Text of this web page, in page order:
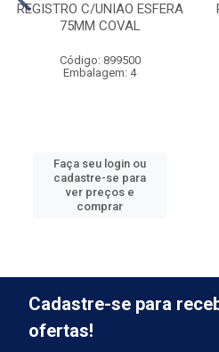
REGISTRO C/UNIAO ESFERA
75MM COVAL
Código: 899500
Embalagem: 4
Faça seu login ou
cadastre-se para
ver preços e
comprar
Cadastre-se para
ofertas!